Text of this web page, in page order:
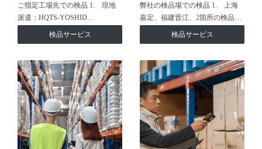
ご指定工場先での検品 1. 現地
派遣：HQTS-YOSHID…
検品サービス
弊社の検品場での検品 1. 上海
嘉定、福建晋江、2箇所の検品…
検品サービス